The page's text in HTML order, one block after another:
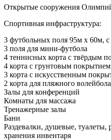
Открытые сооружения
Спортивная инфраструктура:
3 футбольных поля 95м х 60м,
3 поля для мини-футбола
4 теннисных корта с твёрдым
4 корта с грунтовым покрытием
3 корта с искусственным
2 корта для пляжного волейбола
Залы для конференций
Комнаты для массажа
Тренажерные залы
Бани
Раздевалки, душевые,
хранения инвентаря